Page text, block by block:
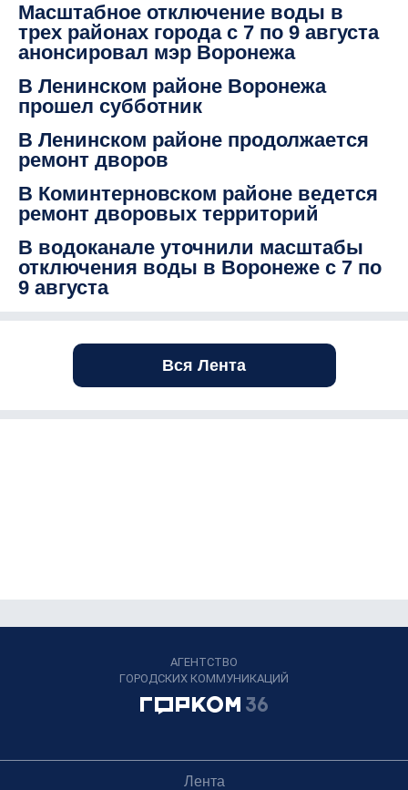
Масштабное отключение воды в
трех районах города с 7 по 9 августа
анонсировал мэр Воронежа
В Ленинском районе Воронежа
прошел субботник
В Ленинском районе продолжается
ремонт дворов
В Коминтерновском районе ведется
ремонт дворовых территорий
В водоканале уточнили масштабы
отключения воды в Воронеже с 7 по
9 августа
Вся Лента
АГЕНТСТВО
ГОРОДСКИХ КОММУНИКАЦИЙ
Лента